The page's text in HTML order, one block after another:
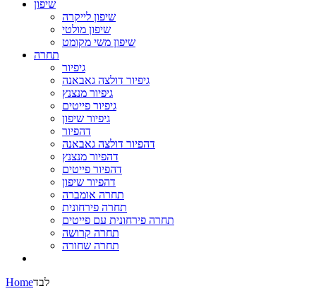
שיפון
שיפון לייקרה
שיפון מולטי
שיפון משי מקומט
תחרה
גיפיור
גיפיור דולצה גאבאנה
גיפיור מנצנץ
גיפיור פייטים
גיפיור שיפון
דהפיור
דהפיור דולצה גאבאנה
דהפיור מנצנץ
דהפיור פייטים
דהפיור שיפון
תחרה אומברה
תחרה פירחונית
תחרה פירחונית עם פייטים
תחרה קרושה
תחרה שחורה
Homeלבד